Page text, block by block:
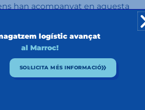
han acompanyat en aquesta
logístic avançat
al Marroc!
SOL·LICITA MÉS INFORMACIÓ